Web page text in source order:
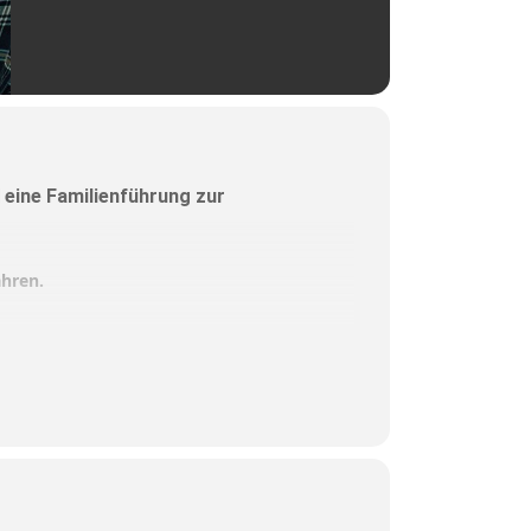
Familienführung zur